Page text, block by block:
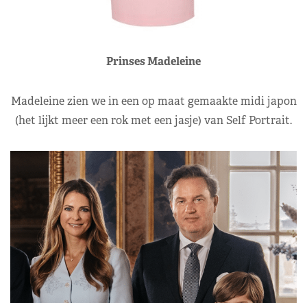
Prinses Madeleine
Madeleine zien we in een op maat gemaakte midi japon
(het lijkt meer een rok met een jasje) van Self Portrait.